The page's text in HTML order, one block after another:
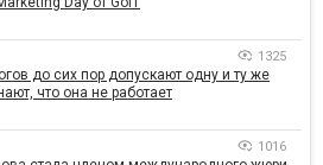
1325
до сих пор допускают одну и ту же
что она не работает
1016